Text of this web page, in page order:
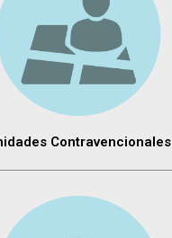
Contravencionales